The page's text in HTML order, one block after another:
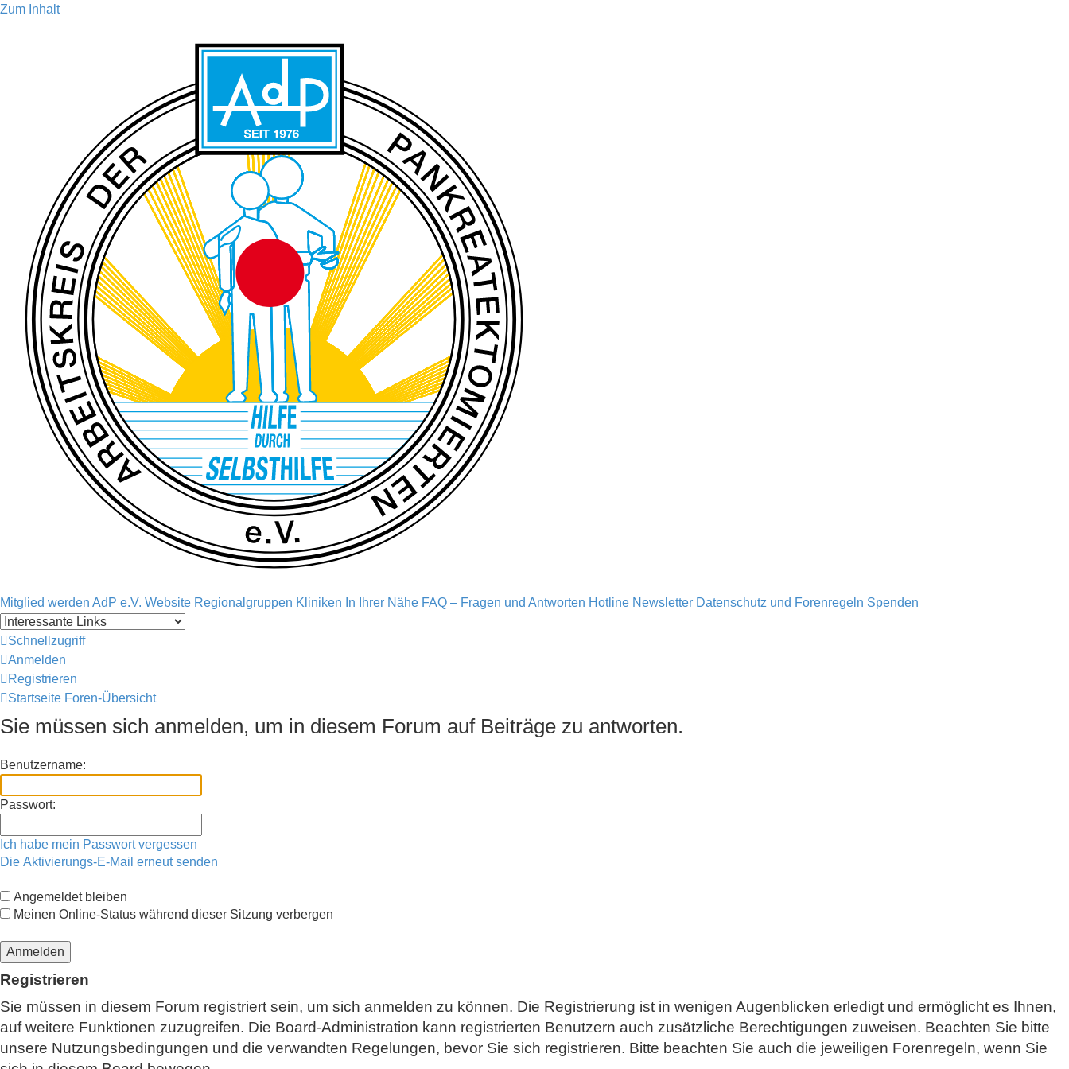
Zum Inhalt
Mitglied werden AdP e.V. Website Regionalgruppen Kliniken In Ihrer Nähe FAQ – Fragen und Antworten Hotline Newsletter Datenschutz und Forenregeln Spenden
Schnellzugriff
Anmelden
Registrieren
Startseite Foren-Übersicht
Sie müssen sich anmelden, um in diesem Forum auf Beiträge zu antworten.
Benutzername:
Passwort:
Ich habe mein Passwort vergessen
Die Aktivierungs-E-Mail erneut senden
Angemeldet bleiben
Meinen Online-Status während dieser Sitzung verbergen
Registrieren
Sie müssen in diesem Forum registriert sein, um sich anmelden zu können. Die Registrierung ist in wenigen Augenblicken erledigt und ermöglicht es Ihnen,
auf weitere Funktionen zuzugreifen. Die Board-Administration kann registrierten Benutzern auch zusätzliche Berechtigungen zuweisen. Beachten Sie bitte
unsere Nutzungsbedingungen und die verwandten Regelungen, bevor Sie sich registrieren. Bitte beachten Sie auch die jeweiligen Forenregeln, wenn Sie